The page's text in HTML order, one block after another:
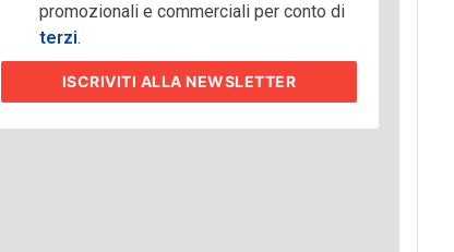
promozionali e commerciali per conto di
terzi.
ISCRIVITI ALLA NEWSLETTER